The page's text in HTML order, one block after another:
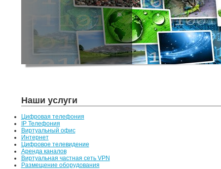
Наши услуги
Цифровая телефония
IP Телефония
Виртуальный офис
Интернет
Цифровое телевидение
Аренда каналов
Виртуальная частная сеть VPN
Размещение оборудования